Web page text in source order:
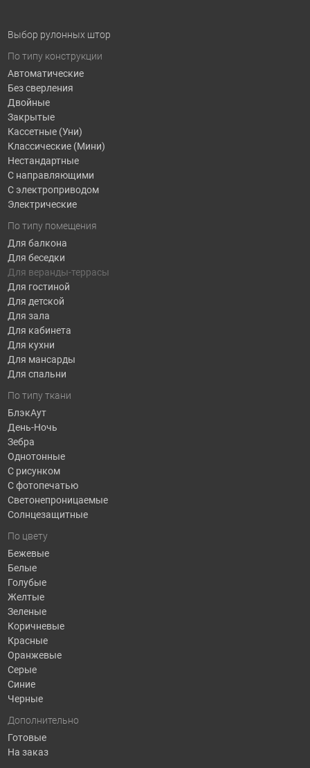
Выбор рулонных штор
По типу конструкции
Автоматические
Без сверления
Двойные
Закрытые
Кассетные (Уни)
Классические (Мини)
Нестандартные
С направляющими
С электроприводом
Электрические
По типу помещения
Для балкона
Для беседки
Для веранды-террасы
Для гостиной
Для детской
Для зала
Для кабинета
Для кухни
Для мансарды
Для спальни
По типу ткани
БлэкАут
День-Ночь
Зебра
Однотонные
С рисунком
С фотопечатью
Светонепроницаемые
Солнцезащитные
По цвету
Бежевые
Белые
Голубые
Желтые
Зеленые
Коричневые
Красные
Оранжевые
Серые
Синие
Черные
Дополнительно
Готовые
На заказ